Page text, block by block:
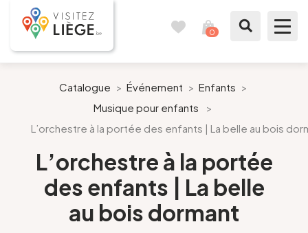
0
Comme un Liégeois
Préparer mon séjour
Nos suggestions
Pays de Liège
Catalogue > Événement > Enfants >
Musique pour enfants
>
L’orchestre à la portée des enfants | La belle au bois
L’orchestre à la portée
des enfants | La belle
au bois dormant